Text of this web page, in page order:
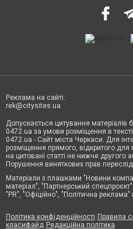
Реклама на сайті:
rek@citysites.ua
Допускається цитування матеріалів
0472.ua за умови розміщення в
0472.ua - Сайт міста Черкаси. Для
розміщення прямого, відкритого
на цитовані статті не нижче другого
Порушення виняткових прав
Матеріали з плашками "Новини
матеріал", "Партнерський
"PR", "Офіційно", "Політична
Політика конфіденційності Правила
класифайд Редакційна політика